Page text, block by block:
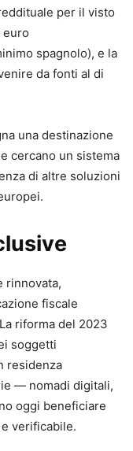
per il visto
euro
spagnolo), e la
da fonti al di
una destinazione
cercano un sistema
di altre soluzioni
rinnovata,
fiscale
riforma del 2023
soggetti
residenza
— nomadi digitali,
oggi beneficiare
verificabile.